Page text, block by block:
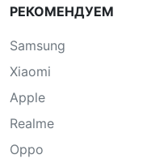
РЕКОМЕНДУЕМ
Samsung
Xiaomi
Apple
Realme
Oppo